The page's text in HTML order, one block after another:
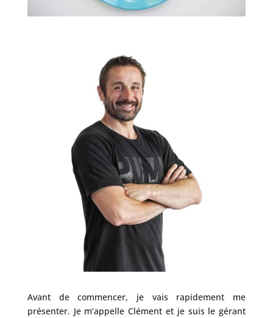
Avant de commencer, je vais rapidement me
présenter. Je m’appelle Clément et je suis le gérant